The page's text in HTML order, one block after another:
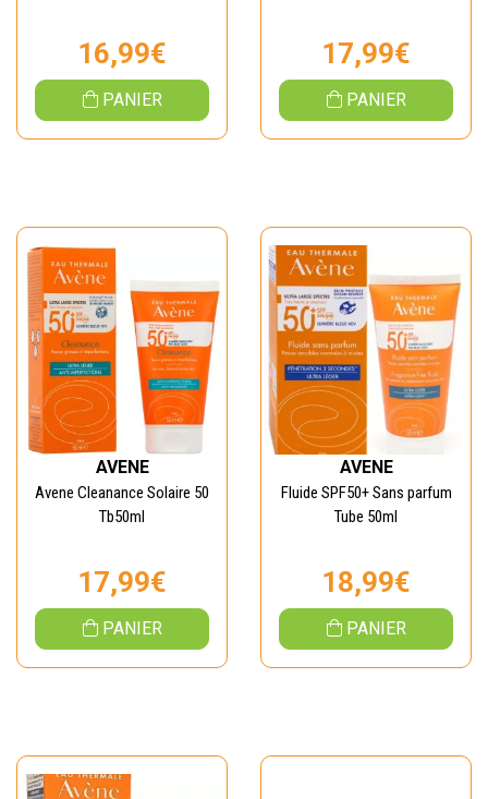
16,99€
PANIER
17,99€
PANIER
AVENE
Avene Cleanance Solaire 50
Tb50ml
17,99€
PANIER
AVENE
Fluide SPF50+ Sans parfum
Tube 50ml
18,99€
PANIER